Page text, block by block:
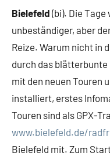
Bielefeld (bi). Die
unbeständiger, aber
Reize. Warum nicht in
durch das
mit den neuen Touren
installiert, erstes
Touren sind als GPX-
www.bielefeld.de/
Bielefeld mit. Zum